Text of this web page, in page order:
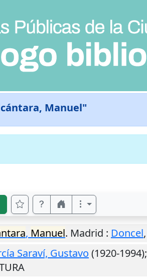
Manuel"
, Manuel. Madrid : Doncel,
Saraví, Gustavo (1920-1994);